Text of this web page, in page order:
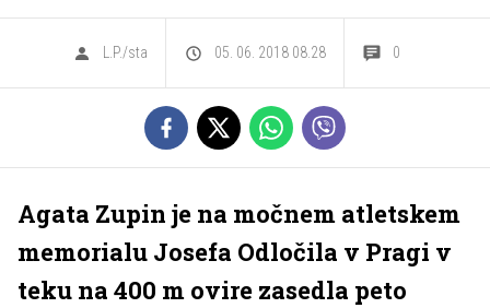
L.P./sta 05. 06. 2018 08.28 0
Agata Zupin je na močnem atletskem
memorialu Josefa Odločila v Pragi v
teku na 400 m ovire zasedla peto